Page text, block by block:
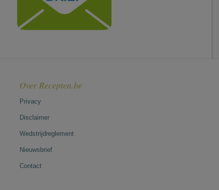
Over Recepten.be
Privacy
Disclaimer
Wedstrijdreglement
Nieuwsbrief
Contact